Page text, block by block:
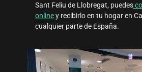
Sant Feliu de Llobregat, puedes
onliney recibirlo en tu hogar en
cualquier parte de España.